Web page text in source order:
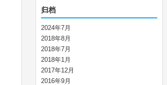
归档
2024年7月
2018年8月
2018年7月
2018年1月
2017年12月
2016年9月